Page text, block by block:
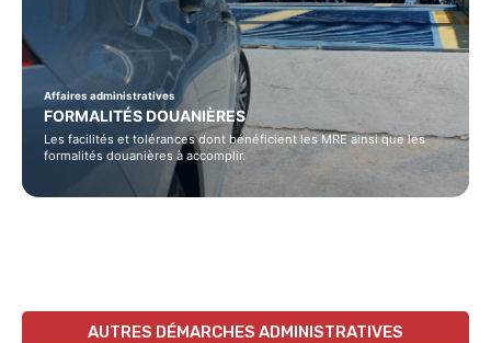
Affaires administratives
FORMALITÉS DOUANIÈRES
Les facilités et tolérances dont bénéficient les MRE ainsi que les
formalités douanières à accomplir.
AUTRES DÉMARCHES ADMINISTRATIVES